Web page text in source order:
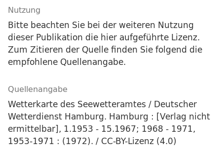
Nutzung
Bitte beachten Sie bei der weiteren Nutzung
dieser Publikation die hier aufgeführte Lizenz.
Zum Zitieren der Quelle finden Sie folgend die
empfohlene Quellenangabe.
Quellenangabe
Wetterkarte des Seewetteramtes / Deutscher
Wetterdienst Hamburg. Hamburg : [Verlag nicht
ermittelbar], 1.1953 - 15.1967; 1968 - 1971,
1953-1971 : (1972). / CC-BY-Lizenz (4.0)